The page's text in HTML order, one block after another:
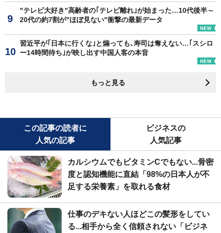
"テレビ大好き"高齢者の｢テレビ離れ｣が始まった…10代後半～
20代の約7割が"ほぼ見ない"衝撃の最新データ
習近平が｢日本に行くな｣と煽っても､寿司は奪えない…｢スシロ
ー14時間待ち｣が映し出す中国人客の本音
もっと見る
この記事の読者に
人気の記事
ビジネスの
人気記事
カルシウムでもビタミンCでもない...骨密
度と認知機能に直結「98%の日本人が不
足する栄養素」を取れる食材
仕事のデキない人ほどこの髪形をしてい
る...相手から全く信頼されない「ビジネ